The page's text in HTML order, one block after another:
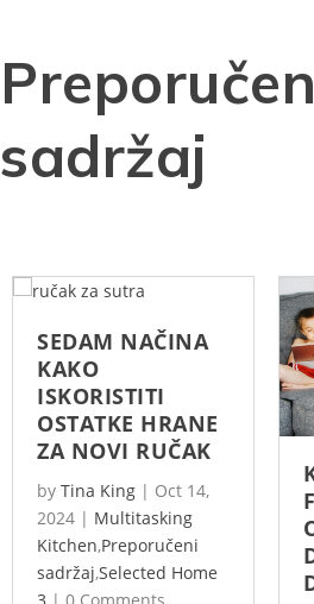
sadržaj
SEDAM NAČINA
KAKO
ISKORISTITI
OSTATKE HRANE
ZA NOVI RUČAK
by Tina King | Oct 14,
2024 | Multitasking
Kitchen,Preporučeni
sadržaj,Selected Home
3 | 0 Comments